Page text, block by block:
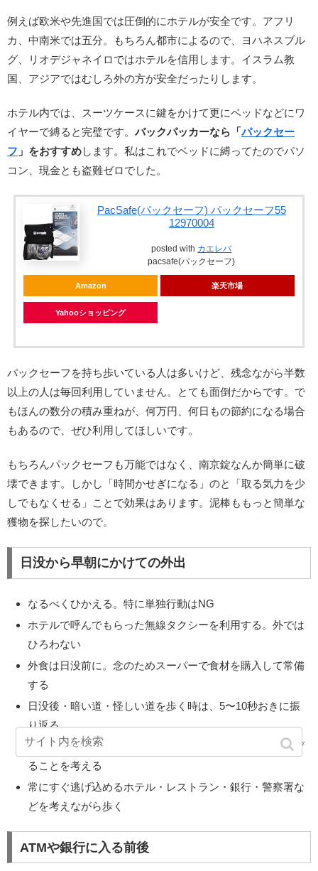
例えば欧米や先進国では圧倒的にホテルが安全です。アフリ
カ、中南米では五分。もちろん都市によるので、ヨハネスブル
グ、リオデジャネイロではホテルを信用します。イスラム教
国、アジアではむしろ外の方が安全だったりします。
ホテル内では、スーツケースに鍵をかけて更にベッドなどにワ
イヤーで縛ると完璧です。 バックパッカーなら「パックセー
フ 」をおすすめします。私はこれでベッドに縛ってたのでパソ
コン、現金とも盗難ゼロでした。
PacSafe(パックセーフ) パックセーフ55
12970004
posted with カエレバ
pacsafe(パックセーフ)
Amazon 楽天市場
Yahooショッピング
パックセーフを持ち歩いている人は多いけど、残念ながら半数
以上の人は毎回利用していません。とても面倒だからです。で
もほんの数分の積み重ねが、何万円、何日もの節約になる場合
もあるので、ぜひ利用してほしいです。
もちろんパックセーフも万能ではなく、南京錠なんか簡単に破
壊できます。しかし「時間かせぎになる」のと「取る気力を少
しでもなくせる」ことで効果はあります。泥棒ももっと簡単な
獲物を探したいので。
日没から早朝にかけての外出
なるべくひかえる。特に単独行動はNG
ホテルで呼んでもらった無線タクシーを利用する。外では
ひろわない
外食は日没前に。念のためスーパーで食材を購入して常備
する
日没後・暗い道・怪しい道を歩く時は、5〜10秒おきに振
り返る
怪しいやつを見つけたら、軽く目を合わせる。そして逃げ
ることを考える
常にすぐ逃げ込めるホテル・レストラン・銀行・警察署な
どを考えながら歩く
ATMや銀行に入る前後